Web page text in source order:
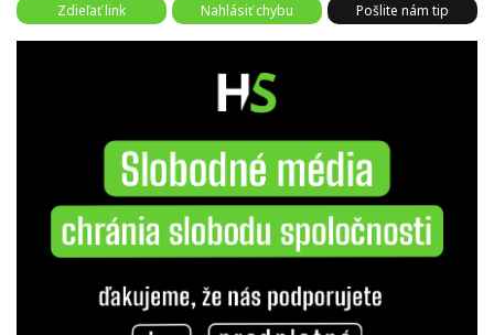
Zdieľať link Nahlásiť chybu Pošlite nám tip